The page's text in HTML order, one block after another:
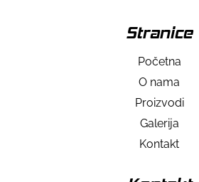
Stranice
Početna
O nama
Proizvodi
Galerija
Kontakt